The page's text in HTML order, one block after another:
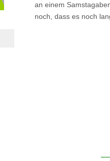
an einem
noch, dass es noch